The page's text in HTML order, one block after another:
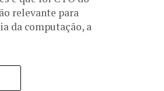
relevante para
da computação, a